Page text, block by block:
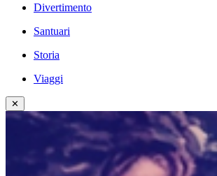
Divertimento
Santuari
Storia
Viaggi
✕